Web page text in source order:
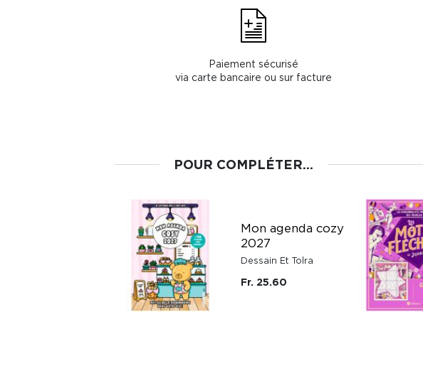
Paiement sécurisé
via carte bancaire ou sur facture
POUR COMPLÉTER...
Mon agenda cozy
2027
Dessain Et Tolra
Fr. 25.60